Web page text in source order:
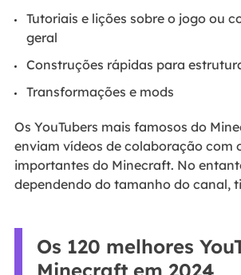
Tutoriais e lições sobre o jogo ou
geral
Construções rápidas para
Transformações e mods
Os YouTubers mais famosos do
enviam vídeos de colaboração com
importantes do Minecraft. No
dependendo do tamanho do canal,
Os 120 melhores
Minecraft em 2024